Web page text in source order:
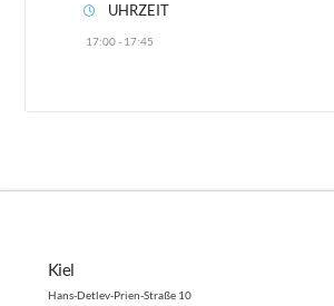
UHRZEIT
17:00 - 17:45
Kiel
Hans-Detlev-Prien-Straße 10